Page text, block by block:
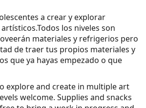
a crear y explorar
los niveles son
materiales y refrigerios pero
de traer tus propios materiales y
que ya hayas empezado o que
explore and create in multiple art
welcome. Supplies and snacks